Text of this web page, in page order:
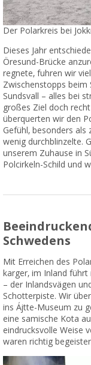
Der Polarkreis bei
Dieses Jahr
Öresund-Brücke
regnete, fuhren wir
Zwischenstopps beim
Sundsvall – alles bei
großes Ziel doch
überquerten wir den
Gefühl, besonders als
wenig durchblinzelte.
unserem Zuhause in
Polcirkeln-Schild und
Schwedens
Mit Erreichen des
karger, im Inland
– der Inlandsvägen
Schotterpiste. Wir
ins Ájtte-Museum zu
eine samische Kota
eindrucksvolle Weise
waren richtig